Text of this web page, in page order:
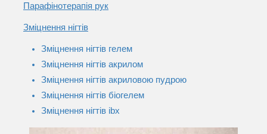
Парафінотерапія рук
Зміцнення нігтів
Зміцнення нігтів гелем
Зміцнення нігтів акрилом
Зміцнення нігтів акриловою пудрою
Зміцнення нігтів біогелем
Зміцнення нігтів ibx